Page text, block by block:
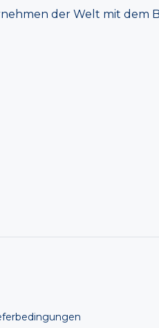
der Welt mit dem